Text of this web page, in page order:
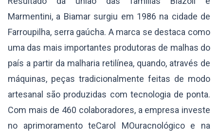
Marmentini, a Biamar surgiu em 1986 na cidade de
Farroupilha, serra gaúcha. A marca se destaca como
uma das mais importantes produtoras de malhas do
país a partir da malharia retilínea, quando, através de
máquinas, peças tradicionalmente feitas de modo
artesanal são produzidas com tecnologia de ponta.
Com mais de 460 colaboradores, a empresa investe
no aprimoramento teCarol MOuracnológico e na